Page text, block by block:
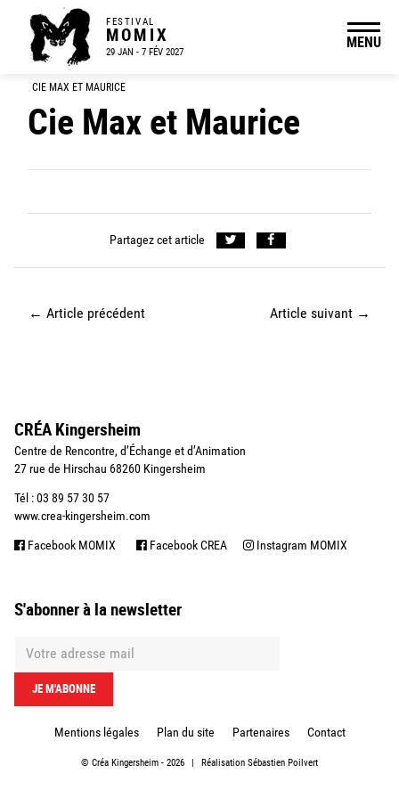
FESTIVAL
MOMIX
29 JAN - 7 FÉV 2027
MENU
CIE MAX ET MAURICE
Cie Max et Maurice
Partagez cet article
← Article précédent Article suivant →
CRÉA Kingersheim
Centre de Rencontre, d’Échange et d’Animation
27 rue de Hirschau 68260 Kingersheim
Tél : 03 89 57 30 57
www.crea-kingersheim.com
Facebook MOMIX Facebook CREA Instagram MOMIX
S'abonner à la newsletter
Mentions légales Plan du site Partenaires Contact
© Créa Kingersheim - 2026 | Réalisation Sébastien Poilvert